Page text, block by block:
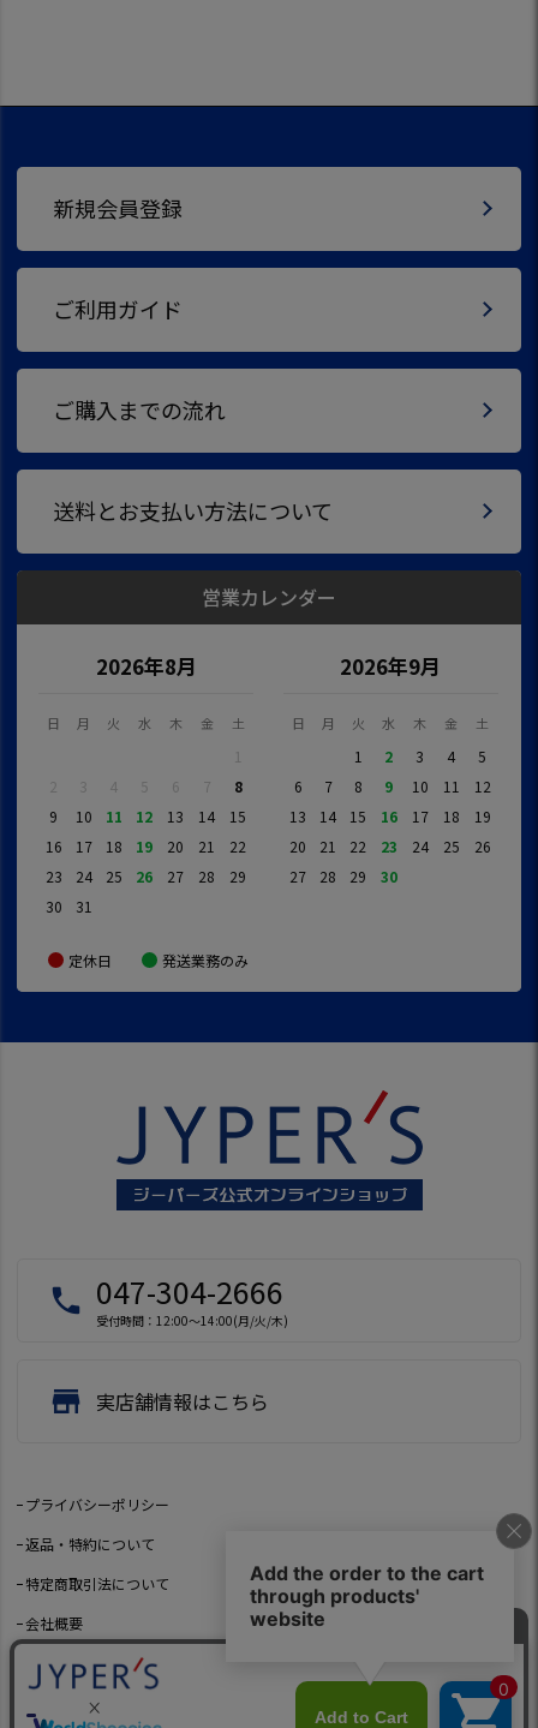
新規会員登録
ご利用ガイド
ご購入までの流れ
送料とお支払い方法について
営業カレンダー
2026年8月
日 月 火 水 木 金 土
1
2
3 4 5 6 7
8
9
10 11 12 13 14
15
16
17 18 19 20 21
22
23
24 25 26 27 28
29
30
31
2026年9月
日 月 火 水 木 金 土
1 2 3 4
5
6
7 8 9 10 11
12
13
14 15 16 17 18
19
20
21 22 23 24 25
26
27
28 29 30
定休日 発送業務のみ
local_phone 047-304-2666
受付時間：12:00～14:00(月/火/木)
store 実店舗情報はこちら
プライバシーポリシー
返品・特約について
特定商取引法について
会社概要
よくあるご質問
お問い合わせ